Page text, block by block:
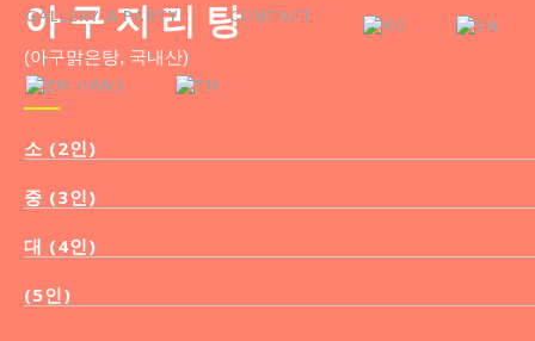
GALLERY & PARTY CONTACT
아 구 지 리 탕
(아구맑은탕, 국내산)
소 (2인)
중 (3인)
대 (4인)
(5인)